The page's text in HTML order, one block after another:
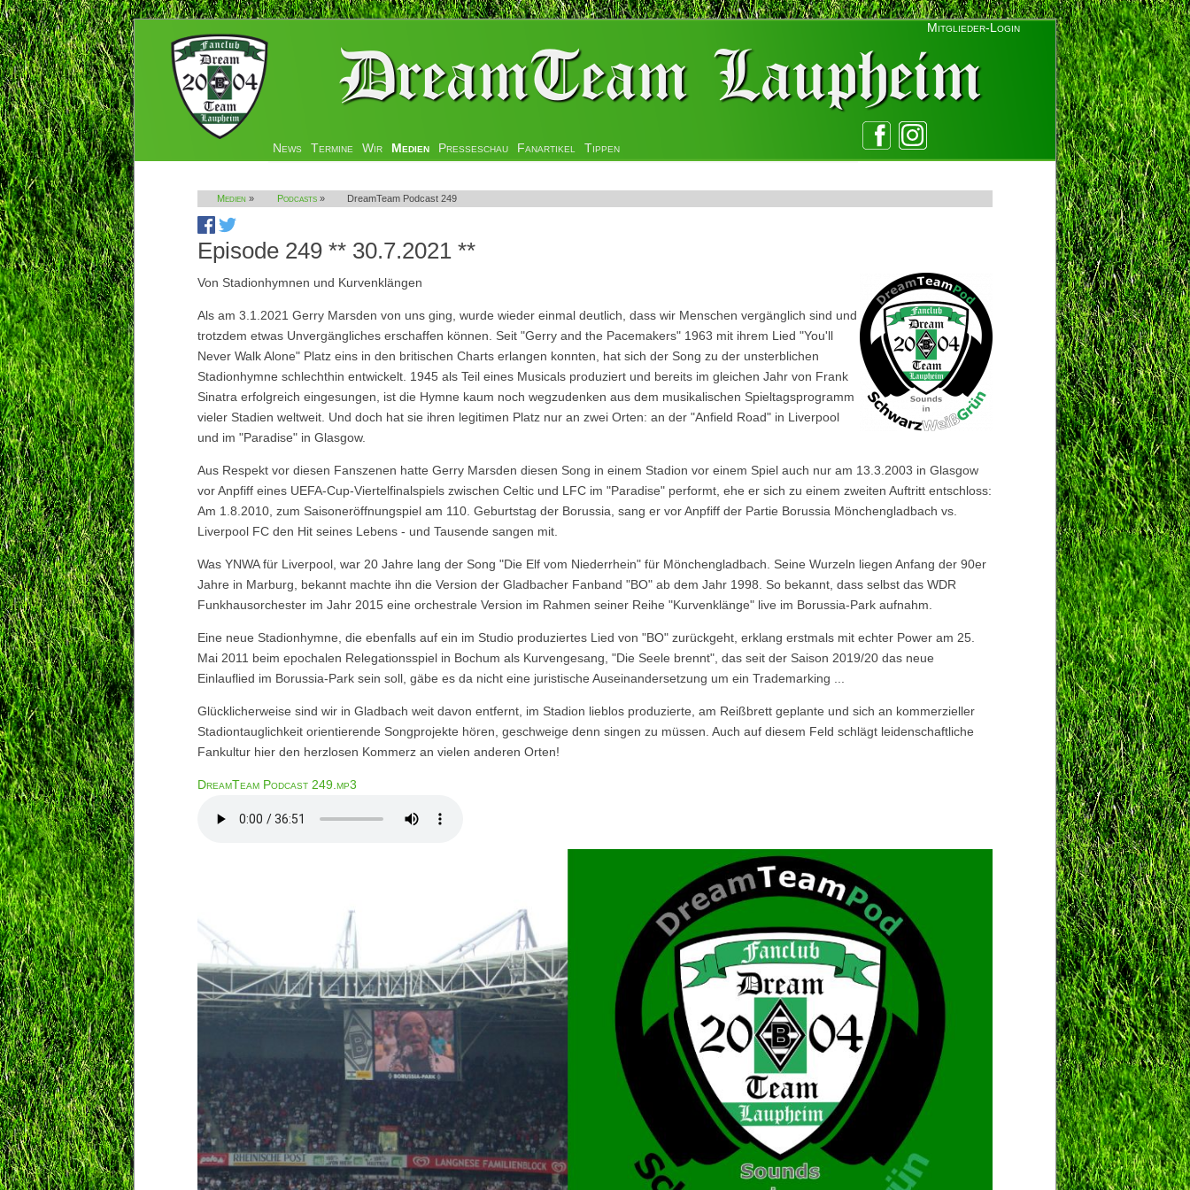
Mitglieder-Login
Navigation
News Termine Wir Medien Presseschau Fanartikel Tippen
Medien » Podcasts» DreamTeam Podcast 249
Episode 249 ** 30.7.2021 **
Von Stadionhymnen und Kurvenklängen
Als am 3.1.2021 Gerry Marsden von uns ging, wurde wieder einmal deutlich, dass wir Menschen vergänglich sind und
trotzdem etwas Unvergängliches erschaffen können. Seit "Gerry and the Pacemakers" 1963 mit ihrem Lied "You'll
Never Walk Alone" Platz eins in den britischen Charts erlangen konnten, hat sich der Song zu der unsterblichen
Stadionhymne schlechthin entwickelt. 1945 als Teil eines Musicals produziert und bereits im gleichen Jahr von Frank
Sinatra erfolgreich eingesungen, ist die Hymne kaum noch wegzudenken aus dem musikalischen Spieltagsprogramm
vieler Stadien weltweit. Und doch hat sie ihren legitimen Platz nur an zwei Orten: an der "Anfield Road" in Liverpool
und im "Paradise" in Glasgow.
Aus Respekt vor diesen Fanszenen hatte Gerry Marsden diesen Song in einem Stadion vor einem Spiel auch nur am 13.3.2003 in Glasgow
vor Anpfiff eines UEFA-Cup-Viertelfinalspiels zwischen Celtic und LFC im "Paradise" performt, ehe er sich zu einem zweiten Auftritt entschloss:
Am 1.8.2010, zum Saisoneröffnungspiel am 110. Geburtstag der Borussia, sang er vor Anpfiff der Partie Borussia Mönchengladbach vs.
Liverpool FC den Hit seines Lebens - und Tausende sangen mit.
Was YNWA für Liverpool, war 20 Jahre lang der Song "Die Elf vom Niederrhein" für Mönchengladbach. Seine Wurzeln liegen Anfang der 90er
Jahre in Marburg, bekannt machte ihn die Version der Gladbacher Fanband "BO" ab dem Jahr 1998. So bekannt, dass selbst das WDR
Funkhausorchester im Jahr 2015 eine orchestrale Version im Rahmen seiner Reihe "Kurvenklänge" live im Borussia-Park aufnahm.
Eine neue Stadionhymne, die ebenfalls auf ein im Studio produziertes Lied von "BO" zurückgeht, erklang erstmals mit echter Power am 25.
Mai 2011 beim epochalen Relegationsspiel in Bochum als Kurvengesang, "Die Seele brennt", das seit der Saison 2019/20 das neue
Einlauflied im Borussia-Park sein soll, gäbe es da nicht eine juristische Auseinandersetzung um ein Trademarking ...
Glücklicherweise sind wir in Gladbach weit davon entfernt, im Stadion lieblos produzierte, am Reißbrett geplante und sich an kommerzieller
Stadiontauglichkeit orientierende Songprojekte hören, geschweige denn singen zu müssen. Auch auf diesem Feld schlägt leidenschaftliche
Fankultur hier den herzlosen Kommerz an vielen anderen Orten!
DreamTeam Podcast 249.mp3